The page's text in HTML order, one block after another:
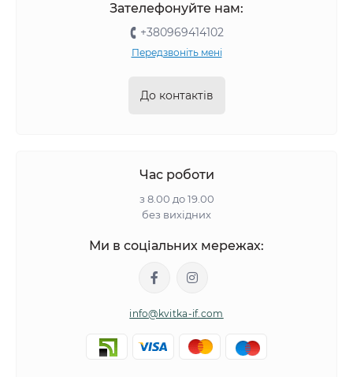
Зателефонуйте нам:
+380969414102
Передзвоніть мені
До контактів
Час роботи
з 8.00 до 19.00
без вихідних
Ми в соціальних мережах:
info@kvitka-if.com